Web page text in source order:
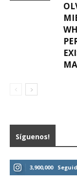
Síguenos!
3,900,000